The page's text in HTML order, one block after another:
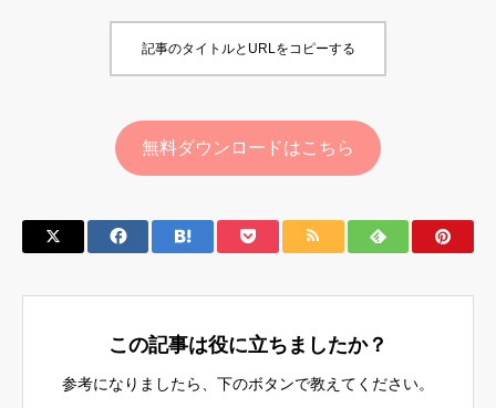
記事のタイトルとURLをコピーする
無料ダウンロードはこちら
この記事は役に立ちましたか？
参考になりましたら、下のボタンで教えてください。